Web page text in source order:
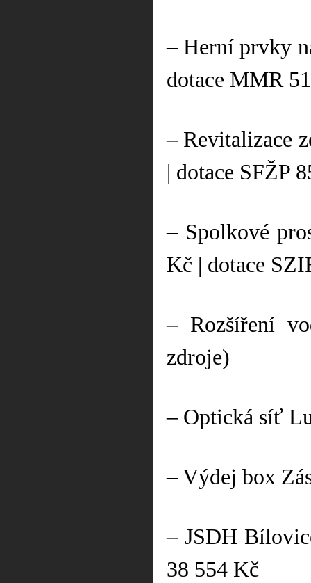
– Herní prvky
dotace MMR
– Revitalizace
| dotace SFŽP
– Spolkové
Kč | dotace
– Rozšíření
zdroje)
– Optická síť
– Výdej box
– JSDH
38 554 Kč